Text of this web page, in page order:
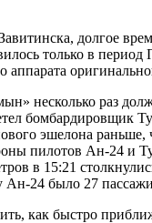
долгое
только в период
аппарата
несколько раз
эшелона
пилотов Ан-24 и
в 15:21
Ан-24 было 27
как быстро